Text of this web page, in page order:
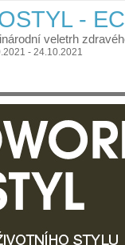
-
veletrh
- 24.10.2021